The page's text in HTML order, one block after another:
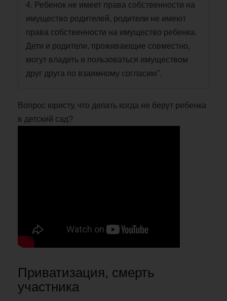
4. Ребенок не имеет права собственности на
имущество родителей, родители не имеют
права собственности на имущество ребенка.
Дети и родители, проживающие совместно,
могут владеть и пользоваться имуществом
друг друга по взаимному согласию".
Вопрос юристу, что делать когда не берут ребенка
в детский сад?
Приватизация, смерть
участника